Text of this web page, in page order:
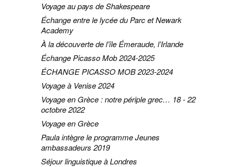
Voyage au pays de Shakespeare
Échange entre le lycée du Parc et Newark
Academy
À la découverte de l’île Émeraude, l’Irlande
Échange Picasso Mob 2024-2025
ÉCHANGE PICASSO MOB 2023-2024
Voyage à Venise 2024
Voyage en Grèce : notre périple grec… 18 - 22
octobre 2022
Voyage en Grèce
Paula intègre le programme Jeunes
ambassadeurs 2019
Séjour linguistique à Londres